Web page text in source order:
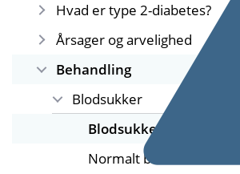
Hvad er type 2-diabetes?
Årsager og arvelighed
Behandling
Blodsukker
Blodsukkermåling
Normalt blodsukker